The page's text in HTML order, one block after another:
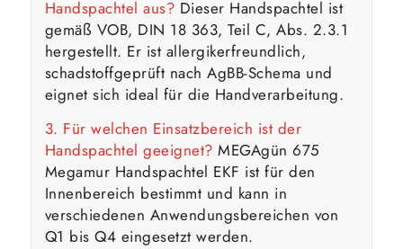
Handspachtel aus? Dieser Handspachtel ist
gemäß VOB, DIN 18 363, Teil C, Abs. 2.3.1
hergestellt. Er ist allergikerfreundlich,
schadstoffgeprüft nach AgBB-Schema und
eignet sich ideal für die Handverarbeitung.
3. Für welchen Einsatzbereich ist der
Handspachtel geeignet? MEGAgün 675
Megamur Handspachtel EKF ist für den
Innenbereich bestimmt und kann in
verschiedenen Anwendungsbereichen von
Q1 bis Q4 eingesetzt werden.